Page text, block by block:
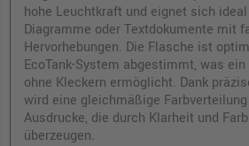
hohe Leuchtkraft und eignet sich
Diagramme oder Textdokumente mit
Hervorhebungen. Die Flasche ist
EcoTank-System abgestimmt, was
ohne Kleckern ermöglicht. Dank
wird eine gleichmäßige
Ausdrucke, die durch Klarheit und
überzeugen.